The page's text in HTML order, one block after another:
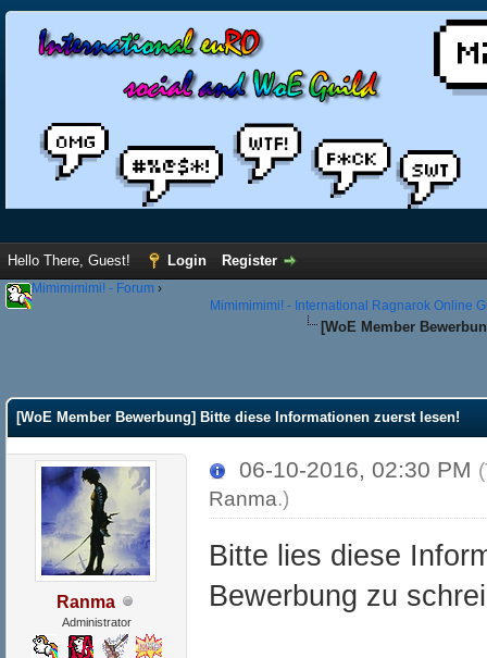
Hello There, Guest! Login Register
Mimimimimi! - Forum ›
Mimimimimi! - International Ragnarok Online
[WoE Member
[WoE Member Bewerbung] Bitte diese Informationen zuerst lesen!
Ranma
Administrator
06-10-2016, 02:30 PM
Ranma.)
Bitte lies diese
Bewerbung zu